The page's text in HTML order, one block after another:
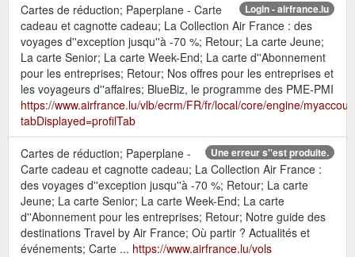
Login - airfrance.lu
Cartes de réduction; Paperplane - Carte
cadeau et cagnotte cadeau; La Collection Air France : des
voyages d''exception jusqu''à -70 %; Retour; La carte Jeune;
La carte Senior; La carte Week-End; La carte d''Abonnement
pour les entreprises; Retour; Nos offres pour les entreprises et
les voyageurs d''affaires; BlueBiz, le programme des PME-PMI
https://www.airfrance.lu/vlb/ecrm/FR/fr/local/core/engine/
tabDisplayed=profilTab
Une erreur s''est produite.
Cartes de réduction; Paperplane -
Carte cadeau et cagnotte cadeau; La Collection Air France :
des voyages d''exception jusqu''à -70 %; Retour; La carte
Jeune; La carte Senior; La carte Week-End; La carte
d''Abonnement pour les entreprises; Retour; Notre guide des
destinations Travel by Air France; Où partir ? Actualités et
événements; Carte ... https://www.airfrance.lu/vols